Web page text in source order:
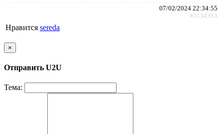
07/02/2024 22:34:55
#3134313
Нравится sereda
×
Отправить U2U
Тема: